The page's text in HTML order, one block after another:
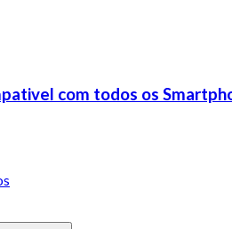
com todos os